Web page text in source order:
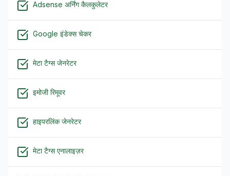
Adsense अर्निंग कैलकुलेटर
Google इंडेक्स चेकर
मेटा टैग्स जेनरेटर
इमोजी रिमूवर
हाइपरलिंक जेनरेटर
मेटा टैग्स एनालाइज़र